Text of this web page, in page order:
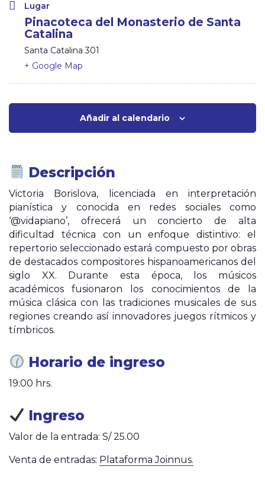
Lugar
Pinacoteca del Monasterio de Santa
Catalina
Santa Catalina 301
+ Google Map
Añadir al calendario
Descripción
Victoria Borislova, licenciada en interpretación
pianística y conocida en redes sociales como
‘@vidapiano’, ofrecerá un concierto de alta
dificultad técnica con un enfoque distintivo: el
repertorio seleccionado estará compuesto por obras
de destacados compositores hispanoamericanos del
siglo XX. Durante esta época, los músicos
académicos fusionaron los conocimientos de la
música clásica con las tradiciones musicales de sus
regiones creando así innovadores juegos rítmicos y
tímbricos.
Horario de ingreso
19:00 hrs.
Ingreso
Valor de la entrada: S/ 25.00
Venta de entradas: Plataforma Joinnus.